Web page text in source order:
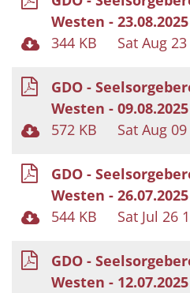
Westen -
344 KB
Sat Aug
GDO -
Westen -
572 KB
Sat Aug
GDO -
Westen -
544 KB
Sat Jul 26
GDO -
Westen -